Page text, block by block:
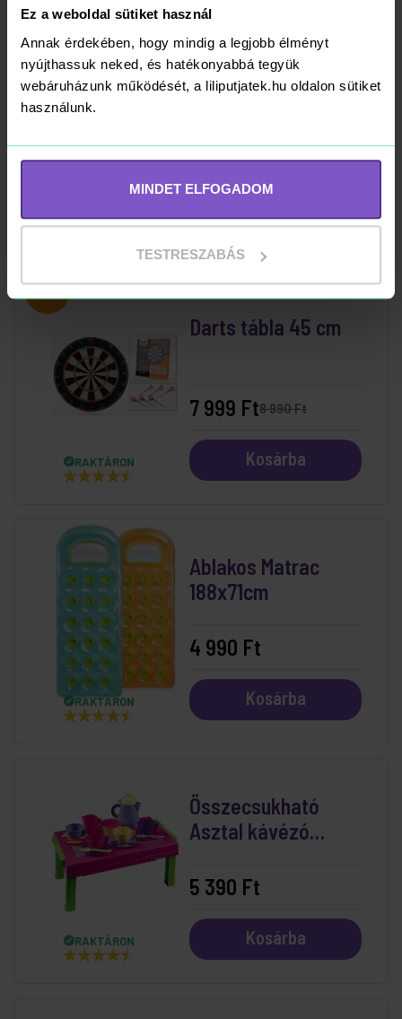
Ez a weboldal sütiket használ
Annak érdekében, hogy mindig a legjobb élményt
nyújthassuk neked, és hatékonyabbá tegyük
webáruházunk működését, a liliputjatek.hu oldalon sütiket
használunk.
MINDET ELFOGADOM
TESTRESZABÁS
RAKTÁRON
Beülős Bébiúszó 76
3 990 Ft
Kosárba
-11%
RAKTÁRON
Darts tábla 45 cm
8 990 Ft
7 999 Ft
Kosárba
RAKTÁRON
Ablakos Matrac
188x71cm
4 990 Ft
Kosárba
RAKTÁRON
Összecsukható
Asztal kávézó
5 390 Ft
Kosárba